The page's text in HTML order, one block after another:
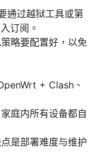
通过越狱工具或第
订阅。
略要配置好，以免
+ Clash、
庭内所有设备都自
是部署难度与维护